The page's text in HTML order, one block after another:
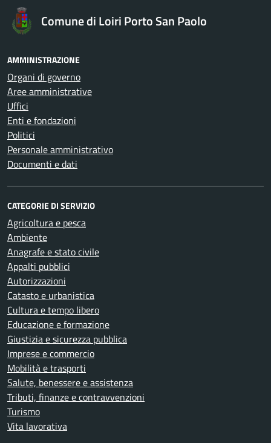
Comune di Loiri Porto San Paolo
AMMINISTRAZIONE
Organi di governo
Aree amministrative
Uffici
Enti e fondazioni
Politici
Personale amministrativo
Documenti e dati
CATEGORIE DI SERVIZIO
Agricoltura e pesca
Ambiente
Anagrafe e stato civile
Appalti pubblici
Autorizzazioni
Catasto e urbanistica
Cultura e tempo libero
Educazione e formazione
Giustizia e sicurezza pubblica
Imprese e commercio
Mobilità e trasporti
Salute, benessere e assistenza
Tributi, finanze e contravvenzioni
Turismo
Vita lavorativa